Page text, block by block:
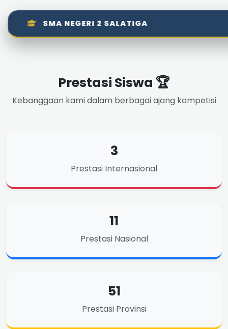
SMA NEGERI 2 SALATIGA
Prestasi Siswa 🏆
Kebanggaan kami dalam berbagai ajang kompetisi
3
Prestasi Internasional
11
Prestasi Nasional
51
Prestasi Provinsi